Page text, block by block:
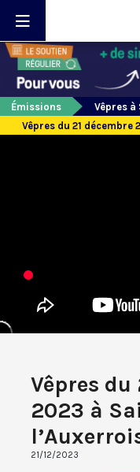
Émissions
Vêpres
Vêpres du 21
Vêpres du
2023 à
21/12/2023